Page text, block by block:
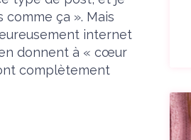
ça ». Mais
internet
donnent à « cœur
complètement